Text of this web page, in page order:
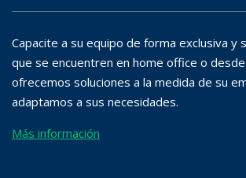
Capacite a su equipo de forma exclusiva y
que se encuentren en home office o
ofrecemos soluciones a la medida de su
adaptamos a sus necesidades.
Más información